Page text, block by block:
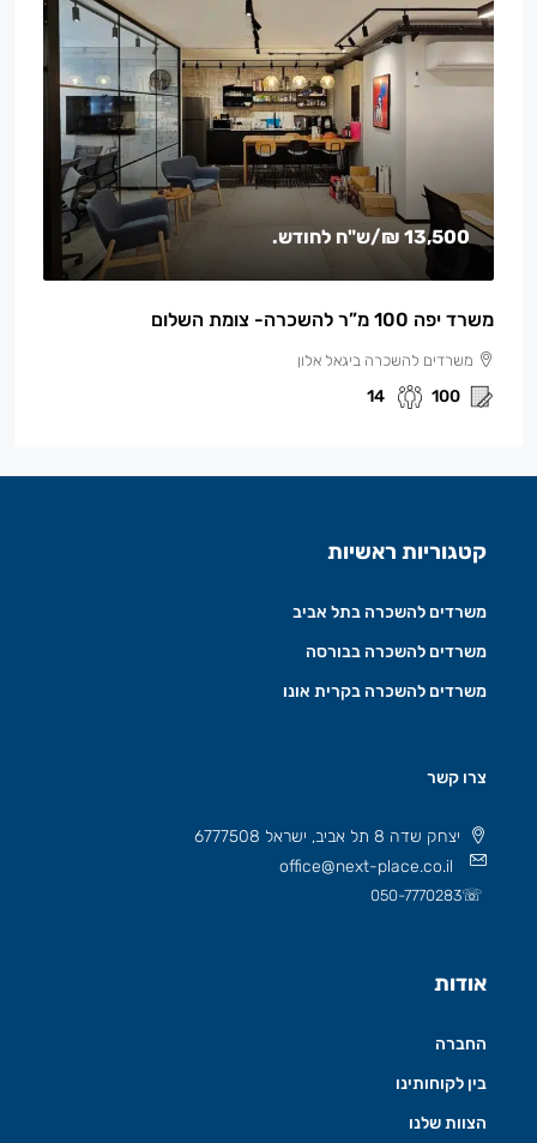
13,500 ₪ /ש"ח לחודש.
משרד יפה 100 מ”ר להשכרה- צומת השלום
משרדים להשכרה ביגאל אלון
100
14
קטגוריות ראשיות
משרדים להשכרה בתל אביב
משרדים להשכרה בבורסה
משרדים להשכרה בקרית אונו
צרו קשר
יצחק שדה 8 תל אביב, ישראל 6777508
office@next-place.co.il
☏
050-7770283
אודות
החברה
בין לקוחותינו
הצוות שלנו